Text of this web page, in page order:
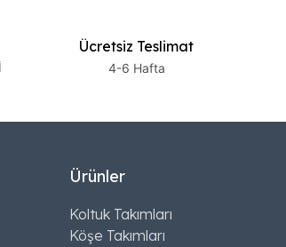
Ücretsiz Teslimat
4-6 Hafta
Ürünler
Koltuk Takımları
Köşe Takımları